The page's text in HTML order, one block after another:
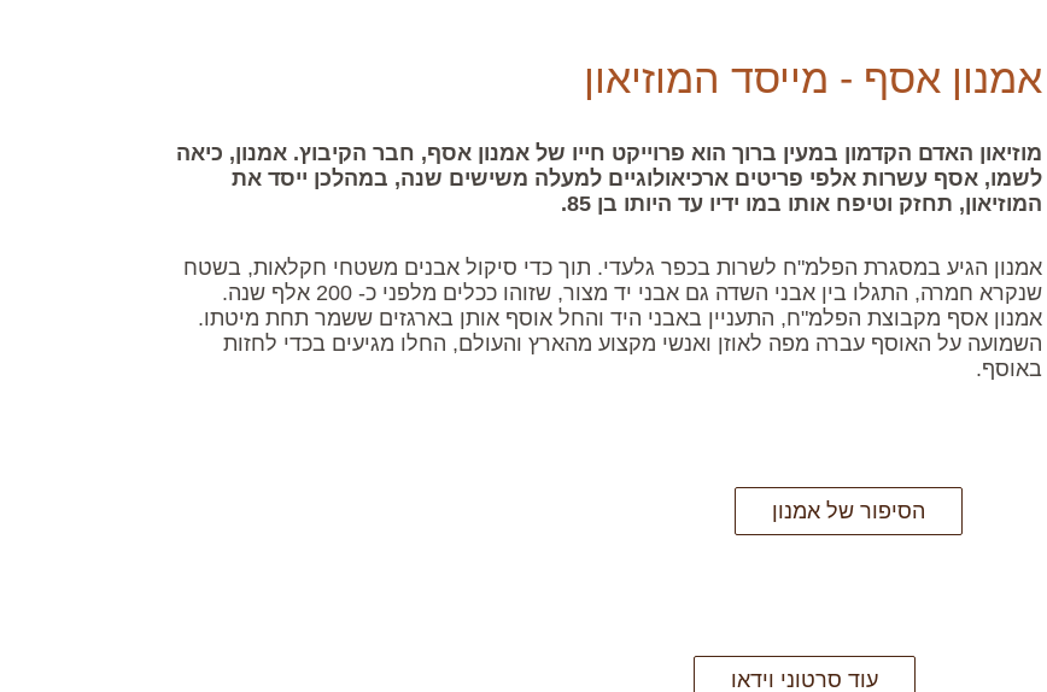
אמנון אסף - מייסד המוזיאון
מוזיאון האדם הקדמון במעין ברוך הוא פרוייקט חייו של אמנון אסף, חבר הקיבוץ. אמנון, כיאה
לשמו, אסף עשרות אלפי פריטים ארכיאולוגיים למעלה משישים שנה, במהלכן ייסד את
המוזיאון, תחזק וטיפח אותו במו ידיו עד היותו בן 85.
אמנון הגיע במסגרת הפלמ"ח לשרות בכפר גלעדי. תוך כדי סיקול אבנים משטחי חקלאות, בשטח
שנקרא חמרה, התגלו בין אבני השדה גם אבני יד מצור, שזוהו ככלים מלפני כ- 200 אלף שנה.
אמנון אסף מקבוצת הפלמ"ח, התעניין באבני היד והחל אוסף אותן בארגזים ששמר תחת מיטתו.
השמועה על האוסף עברה מפה לאוזן ואנשי מקצוע מהארץ והעולם, החלו מגיעים בכדי לחזות
באוסף.
הסיפור של אמנון
עוד סרטוני וידאו